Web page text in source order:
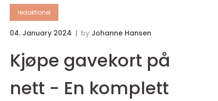
redaktionel
04. January 2024 by Johanne Hansen
Kjøpe gavekort på
nett - En komplett